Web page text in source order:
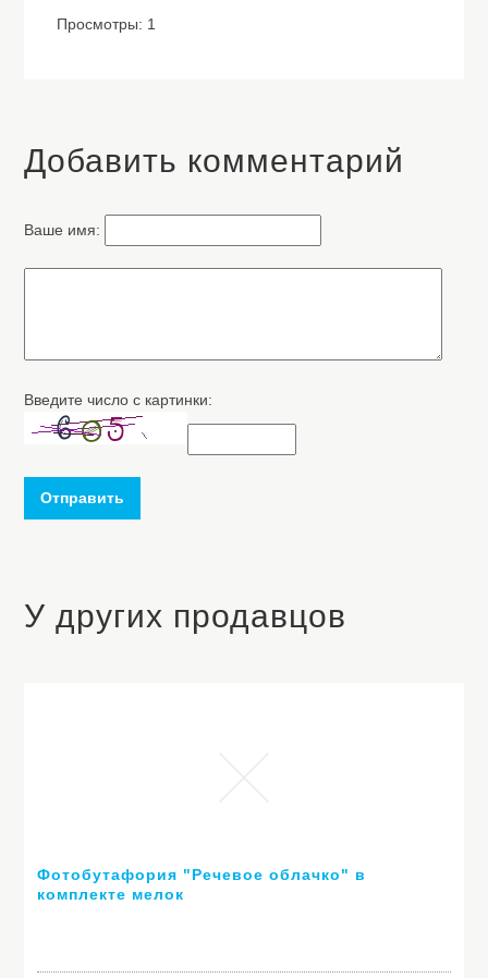
Просмотры: 1
Добавить комментарий
Ваше имя:
Введите число с картинки:
Отправить
У других продавцов
Фотобутафория "Речевое облачко" в
комплекте мелок